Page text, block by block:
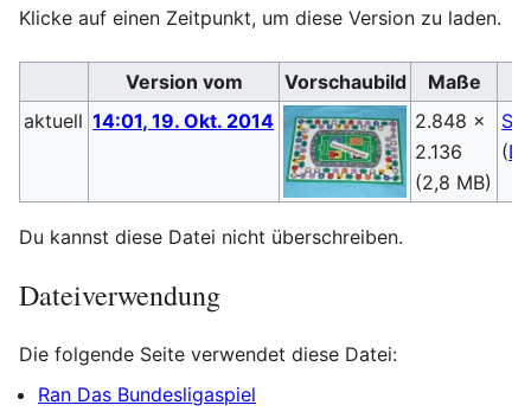
Klicke auf einen Zeitpunkt, um diese Version zu laden.
Version vom Vorschaubild
Maße
aktuell 14:01, 19. Okt. 2014
2.848 ×
2.136
(2,8 MB)
(
Du kannst diese Datei nicht überschreiben.
Dateiverwendung
Die folgende Seite verwendet diese Datei:
Ran Das Bundesligaspiel